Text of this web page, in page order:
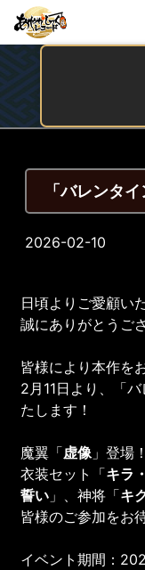
「バレンタ
2026-02-10
日頃よりご愛顧い
誠にありがとうご
皆様により本作を
2月11日より、「
たします！
魔翼「虚像 」登場！
衣装セット「キラ
誓い 」、神将「キ
皆様のご参加をお
イベント期間：